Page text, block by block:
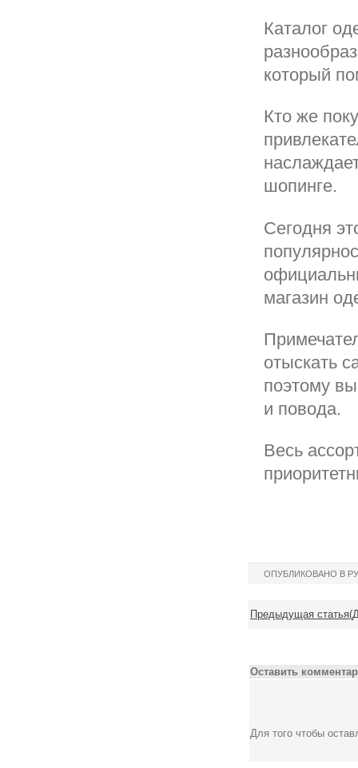
Каталог
который
Кто же
шопинге.
Сегодня
магазин
отыскать
поэтому
и повода.
Весь
ОПУБЛИКОВАНО В
Предыдущая
Оставить
Для того чтобы